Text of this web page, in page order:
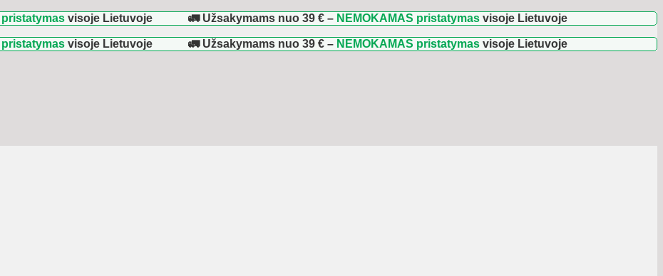
visoje Lietuvoje 🚛 Užsakymams nuo39 €–NEMOKAMAS pristatymasvisoje Lietuvoje 🚛 Užsakymams
visoje Lietuvoje 🚛 Užsakymams nuo39 €–NEMOKAMAS pristatymasvisoje Lietuvoje 🚛 Užsakymams